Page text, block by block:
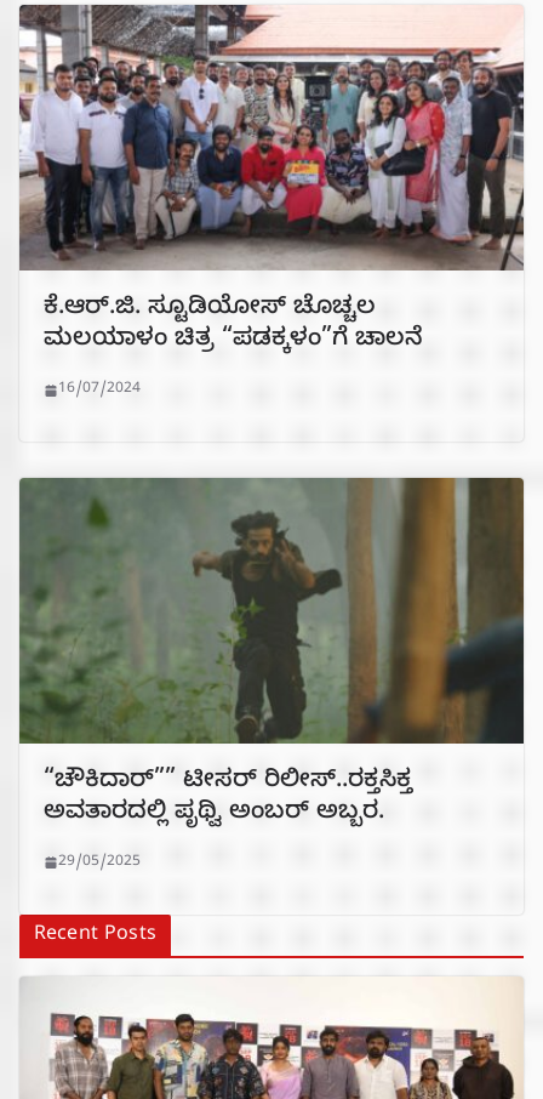
ಕೆ.ಆರ್.ಜಿ. ಸ್ಟೂಡಿಯೋಸ್ ಚೊಚ್ಚಲ
ಮಲಯಾಳಂ ಚಿತ್ರ “ಪಡಕ್ಕಳಂ”ಗೆ ಚಾಲನೆ
16/07/2024
“ಚೌಕಿದಾರ್”” ಟೀಸರ್ ರಿಲೀಸ್..ರಕ್ತಸಿಕ್ತ
ಅವತಾರದಲ್ಲಿ ಪೃಥ್ವಿ ಅಂಬರ್ ಅಬ್ಬರ.
29/05/2025
Recent Posts